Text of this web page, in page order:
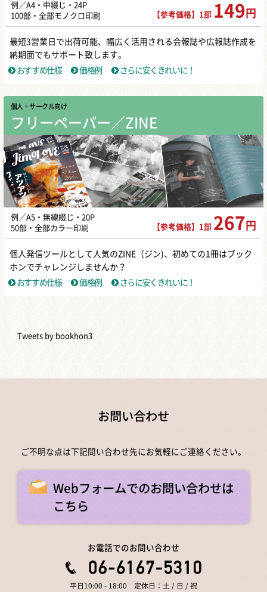
例／A4・中綴じ・24P
100部・全部モノクロ印刷
【参考価格】1部 149 円
最短3営業日で出荷可能、幅広く活用される会報誌や広報誌作成を
納期面でもサポート致します。
おすすめ仕様
価格例 さらに安くきれいに！
個人・サークル向け
フリーペーパー／ZINE
例／A5・無線綴じ・20P
50部・全部カラー印刷
【参考価格】1部 267 円
個人発信ツールとして人気のZINE（ジン)、初めての1冊はブック
ホンでチャレンジしませんか？
おすすめ仕様
価格例 さらに安くきれいに！
Tweets by bookhon3
お問い合わせ
ご不明な点は下記問い合わせ先にお気軽にご連絡ください。
Webフォームでのお問い合わせは
こちら
お電話でのお問い合わせ
平日10:00 - 18:00 定休日：土 / 日 / 祝